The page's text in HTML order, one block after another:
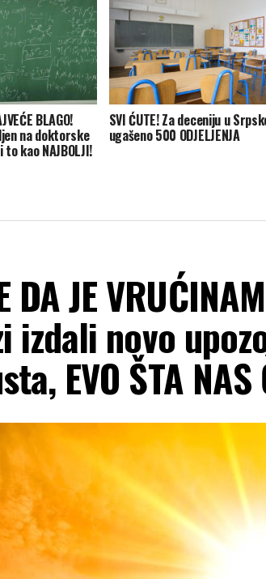
BLAGO!
na doktorske
kao NAJBOLJI!
SVI ĆUTE! Za deceniju u
ugašeno 500 ODJELJENJA
DA JE
izdali novo
EVO ŠTA NAS